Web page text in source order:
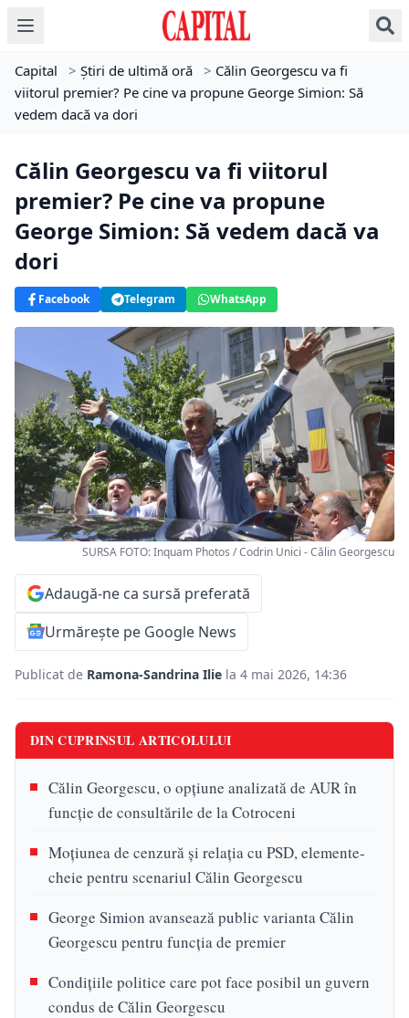
Capital > Știri de ultimă oră > Călin Georgescu va fi
viitorul premier? Pe cine va propune George Simion: Să
vedem dacă va dori
Călin Georgescu va fi viitorul
premier? Pe cine va propune
George Simion: Să vedem dacă va
dori
Facebook Telegram WhatsApp
SURSA FOTO: Inquam Photos / Codrin Unici - Călin Georgescu
Adaugă-ne ca sursă preferată
Urmărește pe Google News
Publicat de Ramona-Sandrina Ilie la 4 mai 2026, 14:36
DIN CUPRINSUL ARTICOLULUI
Călin Georgescu, o opțiune analizată de AUR în
funcție de consultările de la Cotroceni
Moțiunea de cenzură și relația cu PSD, elemente-
cheie pentru scenariul Călin Georgescu
George Simion avansează public varianta Călin
Georgescu pentru funcția de premier
Condițiile politice care pot face posibil un guvern
condus de Călin Georgescu